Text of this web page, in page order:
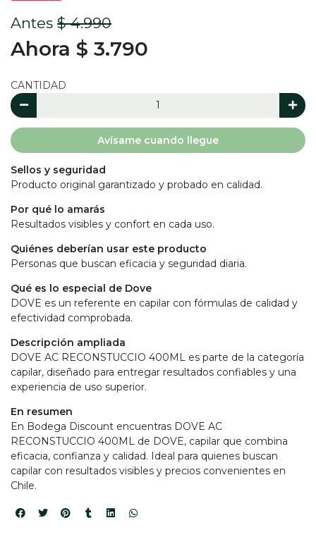
Antes $ 4.990
Ahora $ 3.790
CANTIDAD
Avísame cuando llegue
Sellos y seguridad
Producto original garantizado y probado en calidad.
Por qué lo amarás
Resultados visibles y confort en cada uso.
Quiénes deberían usar este producto
Personas que buscan eficacia y seguridad diaria.
Qué es lo especial de Dove
DOVE es un referente en capilar con fórmulas de calidad y
efectividad comprobada.
Descripción ampliada
DOVE AC RECONSTUCCIO 400ML es parte de la categoría
capilar, diseñado para entregar resultados confiables y una
experiencia de uso superior.
En resumen
En Bodega Discount encuentras DOVE AC
RECONSTUCCIO 400ML de DOVE, capilar que combina
eficacia, confianza y calidad. Ideal para quienes buscan
capilar con resultados visibles y precios convenientes en
Chile.